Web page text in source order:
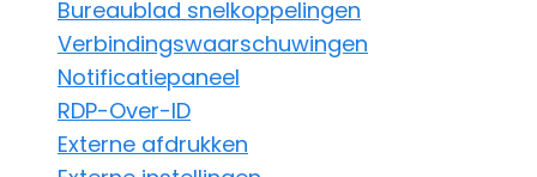
Bureaublad snelkoppelingen
Verbindingswaarschuwingen
Notificatiepaneel
RDP-Over-ID
Externe afdrukken
Cloud & On-Premise